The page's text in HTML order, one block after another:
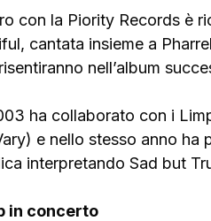
con la Piority Records è
cantata insieme a
nell’album
ha collaborato con i
e nello stesso anno ha
interpretando Sad but
in concerto